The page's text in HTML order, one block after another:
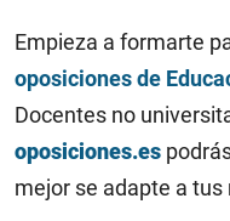
Empieza a formarte
oposiciones de
Docentes no
oposiciones.es
mejor se adapte a tus